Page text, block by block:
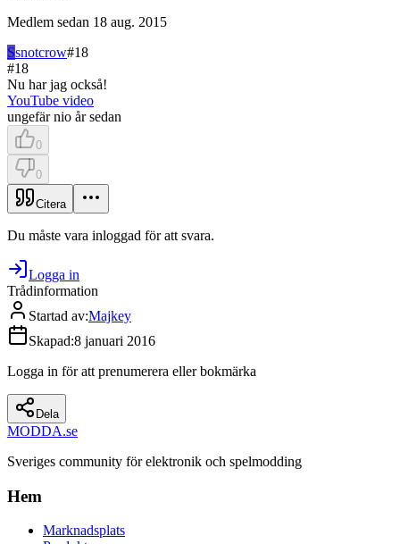
Medlem sedan 18 aug. 2015
Ssnotcrow#18
#18
Nu har jag också!
YouTube video
ungefär nio år sedan
0
0
Citera
Du måste vara inloggad för att svara.
Logga in
Trådinformation
Startad av:Majkey
Skapad:8 januari 2016
Logga in för att prenumerera eller bokmärka
Dela
MODDA.se
Sveriges community för elektronik och spelmodding
Hem
Marknadsplats